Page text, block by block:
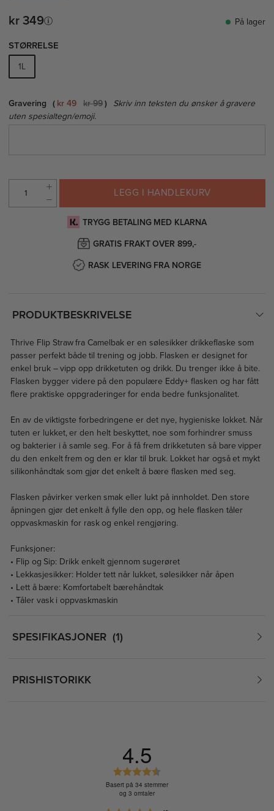
kr 349 På lager
STØRRELSE
1L
Gravering kr 49 kr 99
Skriv inn teksten du ønsker å gravere
uten spesialtegn/emoji.
LEGG I HANDLEKURV
TRYGG BETALING MED KLARNA
GRATIS FRAKT OVER 899,-
RASK LEVERING FRA NORGE
PRODUKTBESKRIVELSE
Thrive Flip Straw fra Camelbak er en sølesikker drikkeflaske som
passer perfekt både til trening og jobb. Flasken er designet for
enkel bruk – vipp opp drikketuten og drikk. Du trenger ikke å bite.
Flasken bygger videre på den populære Eddy+ flasken og har fått
flere praktiske oppgraderinger for enda bedre funksjonalitet.
En av de viktigste forbedringene er det nye, hygieniske lokket. Når
tuten er lukket, er den helt beskyttet, noe som forhindrer smuss
og bakterier i å samle seg. For å få frem drikketuten så bare vipper
du den enkelt frem og den er klar til bruk. Lokket har også et mykt
silikonhåndtak som gjør det enkelt å bære flasken med seg.
Flasken påvirker verken smak eller lukt på innholdet. Den store
åpningen gjør det enkelt å fylle den opp, og hele flasken tåler
oppvaskmaskin for rask og enkel rengjøring.
Funksjoner:
• Flip og Sip: Drikk enkelt gjennom sugerøret
• Lekkasjesikker: Holder tett når lukket, sølesikker når åpen
• Lett å bære: Komfortabelt bærehåndtak
• Tåler vask i oppvaskmaskin
SPESIFIKASJONER 1
PRISHISTORIKK
4.5
a
Basert på 34 stemmer
og 3 omtaler